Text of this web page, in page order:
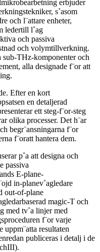
erbjuder
s˚asom
och l¨attare enheter,
ledertill l˚ag
och passiva
och volymtillverkning.
sub-THz-komponenter och
alla designade f¨or att
Efter en kort
en detaljerad
ett steg-f¨or-steg
olika processer. Det h¨ar
begr¨ansningarna f¨or
f¨oratt hantera dem.
p˚a att designa och
passiva
E-plane-
in-planev˚agledare
out-of-plane
magic-T och
med tv˚a linjer med
f¨or varje
uppm¨atta resultaten
publiceras i detalj i de